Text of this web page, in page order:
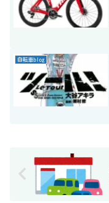
自転車blog